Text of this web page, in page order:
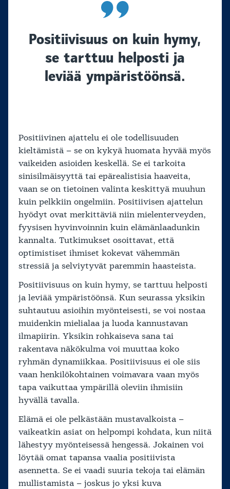
Positiivisuus on kuin hymy,
se tarttuu helposti ja
leviää ympäristöönsä.
Positiivinen ajattelu ei ole todellisuuden
kieltämistä – se on kykyä huomata hyvää myös
vaikeiden asioiden keskellä. Se ei tarkoita
sinisilmäisyyttä tai epärealistisia haaveita,
vaan se on tietoinen valinta keskittyä muuhun
kuin pelkkiin ongelmiin. Positiivisen ajattelun
hyödyt ovat merkittäviä niin mielenterveyden,
fyysisen hyvinvoinnin kuin elämänlaadunkin
kannalta. Tutkimukset osoittavat, että
optimistiset ihmiset kokevat vähemmän
stressiä ja selviytyvät paremmin haasteista.
Positiivisuus on kuin hymy, se tarttuu helposti
ja leviää ympäristöönsä. Kun seurassa yksikin
suhtautuu asioihin myönteisesti, se voi nostaa
muidenkin mielialaa ja luoda kannustavan
ilmapiirin. Yksikin rohkaiseva sana tai
rakentava näkökulma voi muuttaa koko
ryhmän dynamiikkaa. Positiivisuus ei ole siis
vaan henkilökohtainen voimavara vaan myös
tapa vaikuttaa ympärillä oleviin ihmisiin
hyvällä tavalla.
Elämä ei ole pelkästään mustavalkoista –
vaikeatkin asiat on helpompi kohdata, kun niitä
lähestyy myönteisessä hengessä. Jokainen voi
löytää omat tapansa vaalia positiivista
asennetta. Se ei vaadi suuria tekoja tai elämän
mullistamista – joskus jo yksi kuva